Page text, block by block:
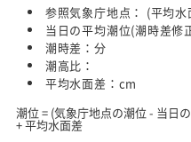
参照気象庁地点： (平均水
当日の平均潮位(潮時差修
潮時差：分
潮高比：
平均水面差： cm
潮位 = (気象庁地点の潮位 - 当日
+ 平均水面差